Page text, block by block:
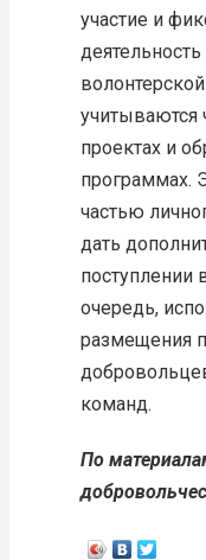
участие и
учитываются
проектах и
программах.
частью
дать
поступлении
очередь,
размещения
команд.
По